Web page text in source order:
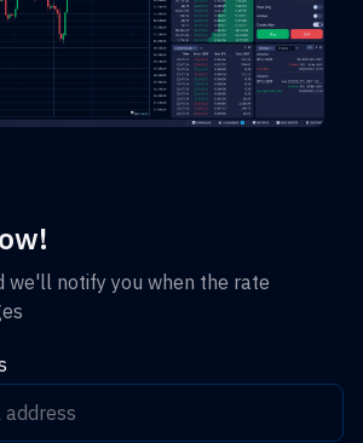
we'll notify you when the rate